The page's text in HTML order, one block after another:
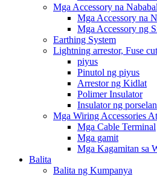
Mga Accessory na
Mga Accessory na
Mga Accessory ng
Earthing System
Lightning arrestor, Fuse
piyus
Pinutol ng piyus
Arrestor ng Kidlat
Polimer Insulator
Insulator ng
Mga Wiring Accessories
Mga Cable Terminal
Mga gamit
Mga Kagamitan sa
Balita
Balita ng Kumpanya